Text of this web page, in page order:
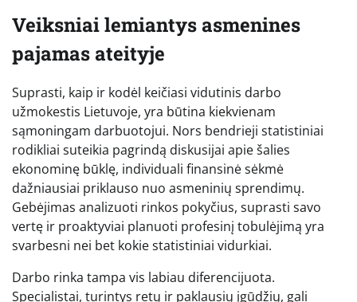
Veiksniai lemiantys asmenines
pajamas ateityje
Suprasti, kaip ir kodėl keičiasi vidutinis darbo
užmokestis Lietuvoje, yra būtina kiekvienam
sąmoningam darbuotojui. Nors bendrieji statistiniai
rodikliai suteikia pagrindą diskusijai apie šalies
ekonominę būklę, individuali finansinė sėkmė
dažniausiai priklauso nuo asmeninių sprendimų.
Gebėjimas analizuoti rinkos pokyčius, suprasti savo
vertę ir proaktyviai planuoti profesinį tobulėjimą yra
svarbesni nei bet kokie statistiniai vidurkiai.
Darbo rinka tampa vis labiau diferencijuota.
Specialistai, turintys retų ir paklausių įgūdžių, gali